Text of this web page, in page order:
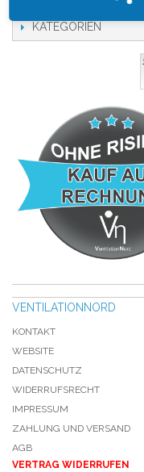
KATEGORIEN
VENTILATIONNORD
KONTAKT
WEBSITE
DATENSCHUTZ
WIDERRUFSRECHT
IMPRESSUM
ZAHLUNG UND VERSAND
AGB
VERTRAG WIDERRUFEN